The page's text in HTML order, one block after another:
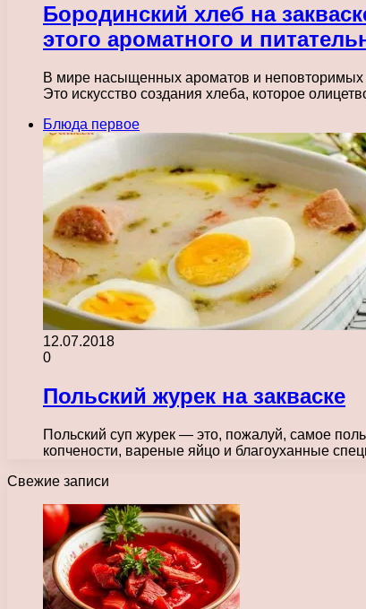
Бородинский хлеб на
этого ароматного и
В мире насыщенных ароматов и неповторимых
Это искусство создания хлеба, которое
Блюда первое
12.07.2018
0
Польский журек на закваске
Польский суп журек — это, пожалуй, самое
копчености, вареные яйцо и благоуханные
Свежие записи